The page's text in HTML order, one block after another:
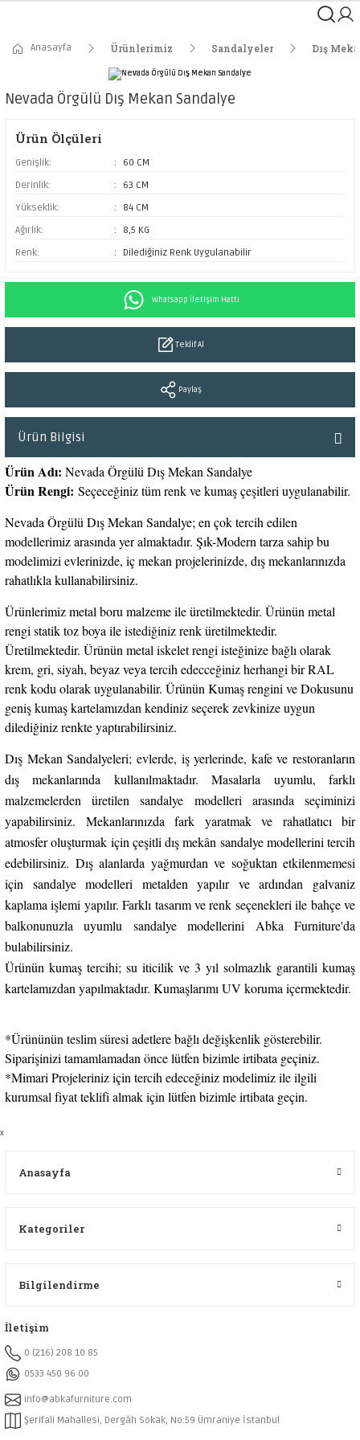
Anasayfa Ürünlerimiz Sandalyeler Dış
Nevada Örgülü Dış Mekan Sandalye
Ürün Ölçüleri
Genişlik:
60 CM
Derinlik:
63 CM
Yükseklik:
84 CM
Ağırlık:
8,5 KG
Renk:
Dilediğiniz Renk Uygulanabilir
Whatsapp İletişim Hattı
Teklif Al
Paylaş
Ürün Bilgisi
Ürün Adı: Nevada Örgülü Dış Mekan Sandalye
Ürün Rengi: Seçeceğiniz tüm renk ve kumaş çeşitleri uygulanabilir.
Nevada Örgülü Dış Mekan Sandalye; en çok tercih edilen
modellerimiz arasında yer almaktadır. Şık-Modern tarza sahip bu
modelimizi evlerinizde, iç mekan projelerinizde, dış mekanlarınızda
rahatlıkla kullanabilirsiniz.
Ürünlerimiz metal boru malzeme ile üretilmektedir. Ürünün metal
rengi statik toz boya ile istediğiniz renk üretilmektedir.
Üretilmektedir. Ürünün metal iskelet rengi isteğinize bağlı olarak
krem, gri, siyah, beyaz veya tercih edecceğiniz herhangi bir RAL
renk kodu olarak uygulanabilir. Ürünün Kumaş rengini ve Dokusunu
geniş kumaş kartelamızdan kendiniz seçerek zevkinize uygun
dilediğiniz renkte yaptırabilirsiniz.
Dış Mekan Sandalyeleri; evlerde, iş yerlerinde, kafe ve restoranların
dış mekanlarında kullanılmaktadır. Masalarla uyumlu, farklı
malzemelerden üretilen sandalye modelleri arasında seçiminizi
yapabilirsiniz. Mekanlarınızda fark yaratmak ve rahatlatıcı bir
atmosfer oluşturmak için çeşitli dış mekân sandalye modellerini tercih
edebilirsiniz. Dış alanlarda yağmurdan ve soğuktan etkilenmemesi
için sandalye modelleri metalden yapılır ve ardından galvaniz
kaplama işlemi yapılır. Farklı tasarım ve renk seçenekleri ile bahçe ve
balkonunuzla uyumlu sandalye modellerini Abka Furniture'da
bulabilirsiniz.
Ürünün kumaş tercihi; su iticilik ve 3 yıl solmazlık garantili kumaş
kartelamızdan yapılmaktadır. Kumaşlarımı UV koruma içermektedir.
*Ürününün teslim süresi adetlere bağlı değişkenlik gösterebilir.
Siparişinizi tamamlamadan önce lütfen bizimle irtibata geçiniz.
*Mimari Projeleriniz için tercih edeceğiniz modelimiz ile ilgili
kurumsal fiyat teklifi almak için lütfen bizimle irtibata geçin.
x
Anasayfa
Kategoriler
Bilgilendirme
İletişim
0 (216) 208 10 85
0533 450 96 00
info@abkafurniture.com
Şerifali Mahallesi, Dergâh Sokak, No:59 Ümraniye İstanbul